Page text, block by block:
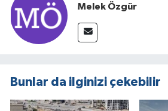
Melek Özgür
Bunlar da ilginizi çekebilir